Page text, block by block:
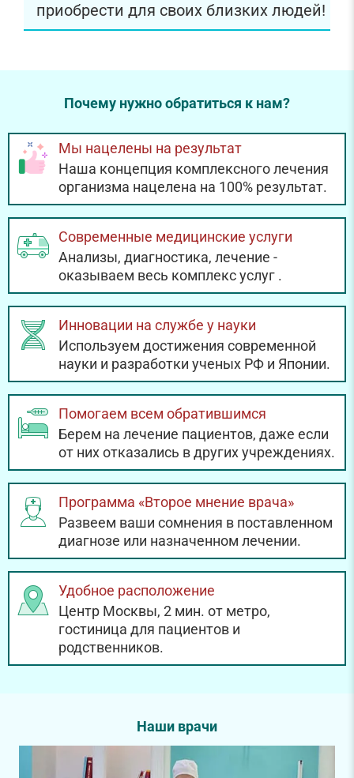
приобрести для своих близких людей!
Почему нужно обратиться к нам?
Мы нацелены на результат
Наша концепция комплексного лечения
организма нацелена на 100% результат.
Современные медицинские услуги
Анализы, диагностика, лечение -
оказываем весь комплекс услуг .
Инновации на службе у науки
Используем достижения современной
науки и разработки ученых РФ и Японии.
Помогаем всем обратившимся
Берем на лечение пациентов, даже если
от них отказались в других учреждениях.
Программа «Второе мнение врача»
Развеем ваши сомнения в поставленном
диагнозе или назначенном лечении.
Удобное расположение
Центр Москвы, 2 мин. от метро,
гостиница для пациентов и
родственников.
Наши врачи